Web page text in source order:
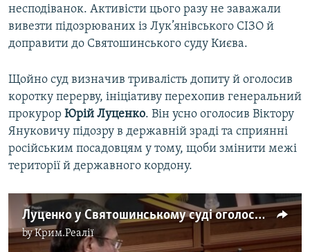
несподіванок. Активісти цього разу не заважали
вивезти підозрюваних із Лук’янівського СІЗО й
доправити до Святошинського суду Києва.
Щойно суд визначив тривалість допиту й оголосив
коротку перерву, ініціативу перехопив генеральний
прокурор Юрій Луценко. Він усно оголосив Віктору
Януковичу підозру в державній зраді та сприянні
російським посадовцям у тому, щоби змінити межі
території й державного кордону.
Луценко у Святошинському суді оголосив Януковичу підозру у держзраді (відео)
byКрим.Реалії